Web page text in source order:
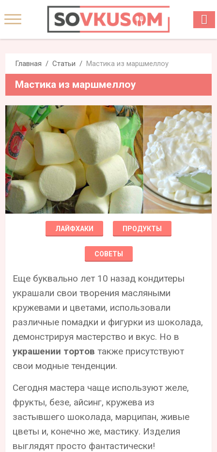
Главная Статьи Мастика из маршмеллоу
Мастика из маршмеллоу
ЛАЙФХАКИ ПРОДУКТЫ
СОВЕТЫ
Еще буквально лет 10 назад кондитеры
украшали свои творения масляными
кружевами и цветами, использовали
различные помадки и фигурки из шоколада,
демонстрируя мастерство и вкус. Но в
украшении тортов также присутствуют
свои модные тенденции.
Сегодня мастера чаще используют желе,
фрукты, безе, айсинг, кружева из
застывшего шоколада, марципан, живые
цветы и, конечно же, мастику. Изделия
выглядят просто фантастически!